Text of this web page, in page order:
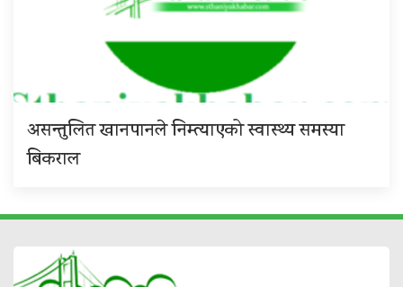
असन्तुलित खानपानले निम्त्याएको स्वास्थ्य समस्या
बिकराल